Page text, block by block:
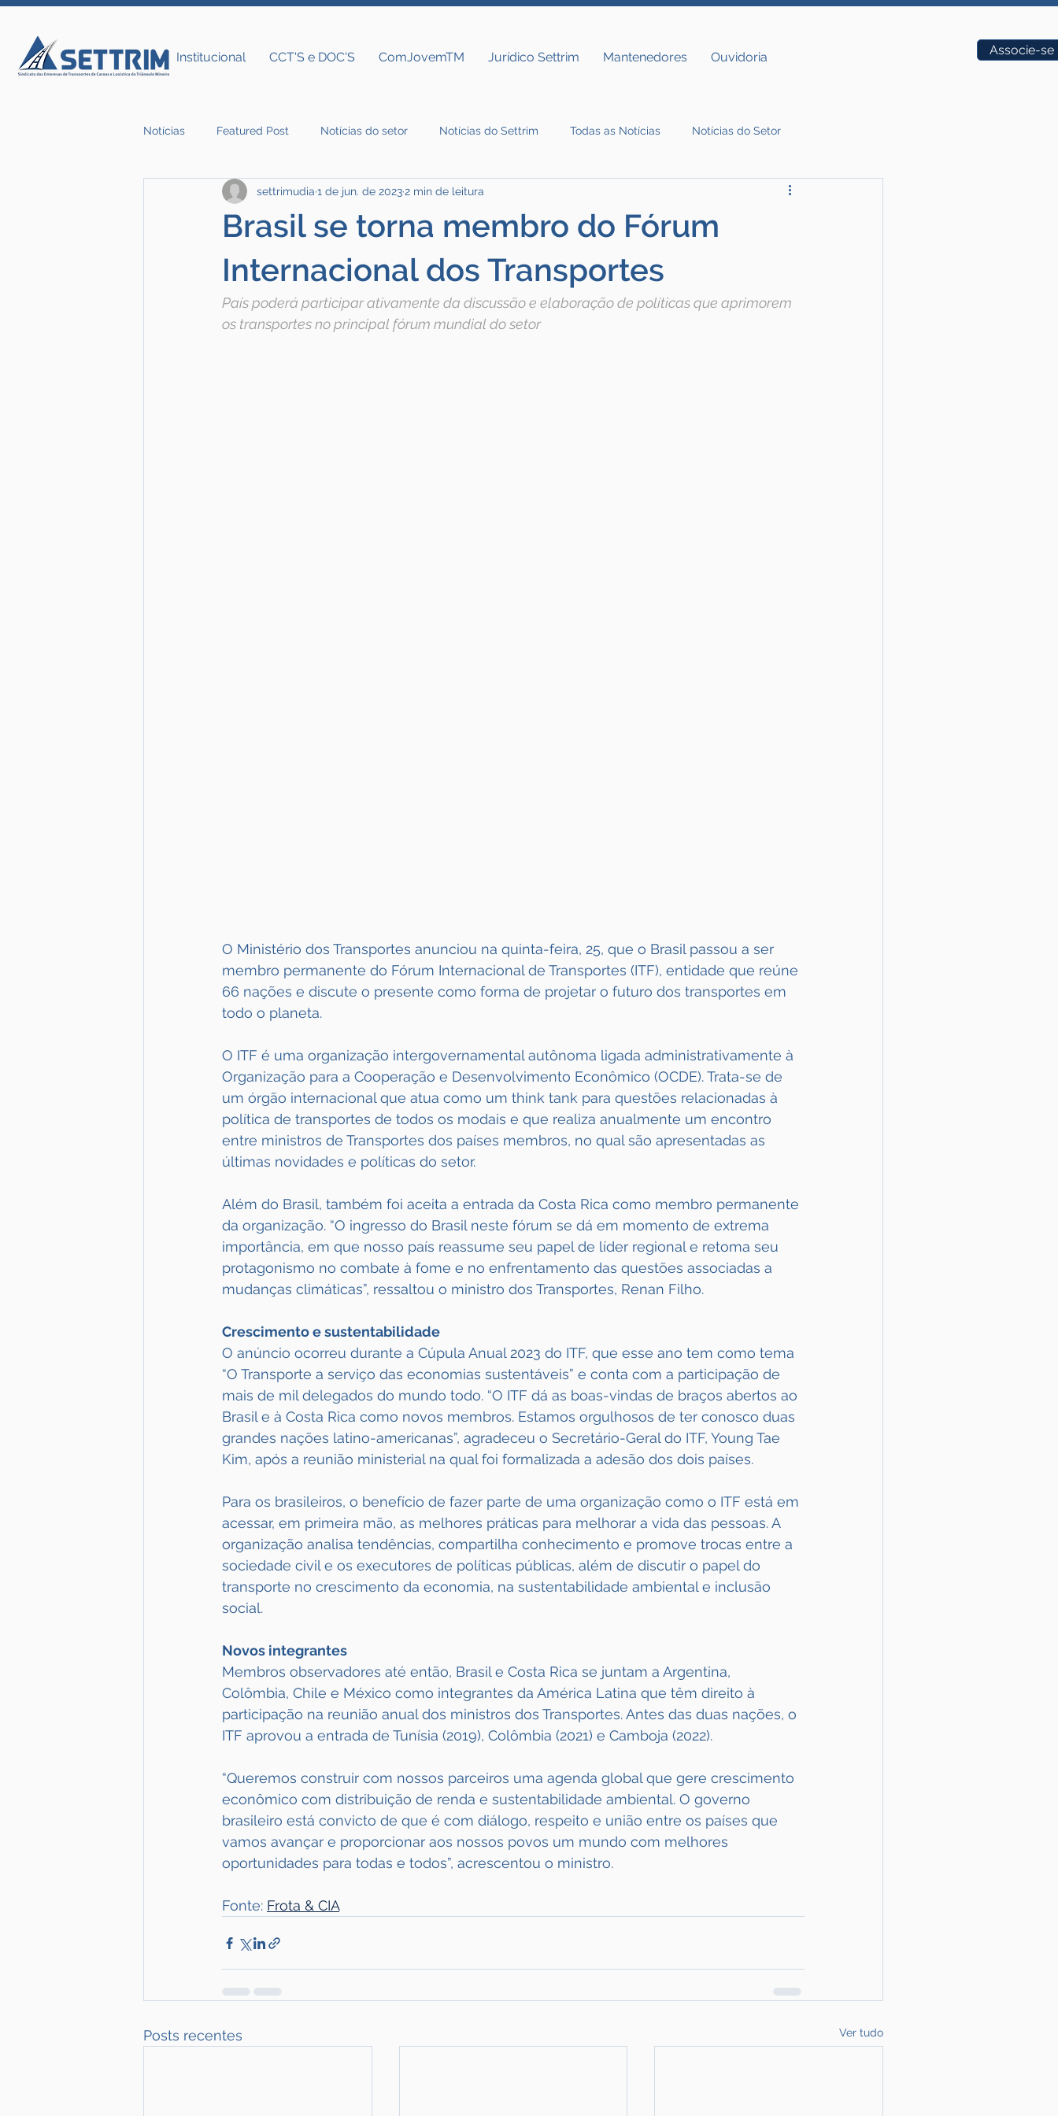
Institucional CCT'S e DOC'S ComJovemTM Jurídico Settrim Mantenedores Ouvidoria Associe-se
Notícias Featured Post Notícias do setor Notícias do Settrim Todas as Notícias Notícias do Setor
Notícias do Settrim
Brasil se torna membro do Fórum
Internacional dos Transportes
settrimudia 1 de jun. de 20232 min de leitura
País poderá participar ativamente da discussão e elaboração de políticas que aprimorem
os transportes no principal fórum mundial do setor
O Ministério dos Transportes anunciou na quinta-feira, 25, que o Brasil passou a ser
membro permanente do Fórum Internacional de Transportes (ITF), entidade que reúne
66 nações e discute o presente como forma de projetar o futuro dos transportes em
todo o planeta.
O ITF é uma organização intergovernamental autônoma ligada administrativamente à
Organização para a Cooperação e Desenvolvimento Econômico (OCDE). Trata-se de
um órgão internacional que atua como um think tank para questões relacionadas à
política de transportes de todos os modais e que realiza anualmente um encontro
entre ministros de Transportes dos países membros, no qual são apresentadas as
últimas novidades e políticas do setor.
Além do Brasil, também foi aceita a entrada da Costa Rica como membro permanente
da organização. “O ingresso do Brasil neste fórum se dá em momento de extrema
importância, em que nosso país reassume seu papel de líder regional e retoma seu
protagonismo no combate à fome e no enfrentamento das questões associadas a
mudanças climáticas”, ressaltou o ministro dos Transportes, Renan Filho.
Crescimento e sustentabilidade
O anúncio ocorreu durante a Cúpula Anual 2023 do ITF, que esse ano tem como tema
“O Transporte a serviço das economias sustentáveis” e conta com a participação de
mais de mil delegados do mundo todo. “O ITF dá as boas-vindas de braços abertos ao
Brasil e à Costa Rica como novos membros. Estamos orgulhosos de ter conosco duas
grandes nações latino-americanas”, agradeceu o Secretário-Geral do ITF, Young Tae
Kim, após a reunião ministerial na qual foi formalizada a adesão dos dois países.
Para os brasileiros, o benefício de fazer parte de uma organização como o ITF está em
acessar, em primeira mão, as melhores práticas para melhorar a vida das pessoas. A
organização analisa tendências, compartilha conhecimento e promove trocas entre a
sociedade civil e os executores de políticas públicas, além de discutir o papel do
transporte no crescimento da economia, na sustentabilidade ambiental e inclusão
social.
Novos integrantes
Membros observadores até então, Brasil e Costa Rica se juntam a Argentina,
Colômbia, Chile e México como integrantes da América Latina que têm direito à
participação na reunião anual dos ministros dos Transportes. Antes das duas nações, o
ITF aprovou a entrada de Tunísia (2019), Colômbia (2021) e Camboja (2022).
“Queremos construir com nossos parceiros uma agenda global que gere crescimento
econômico com distribuição de renda e sustentabilidade ambiental. O governo
brasileiro está convicto de que é com diálogo, respeito e união entre os países que
vamos avançar e proporcionar aos nossos povos um mundo com melhores
oportunidades para todas e todos”, acrescentou o ministro.
Fonte: Frota & CIA
Posts recentes Ver tudo